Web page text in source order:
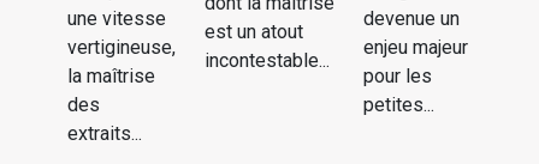
une vitesse
vertigineuse,
la maîtrise
des
extraits...
est un atout
incontestable...
devenue un
enjeu majeur
pour les
petites...